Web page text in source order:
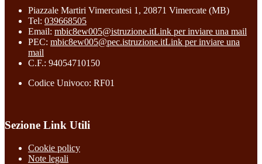
Piazzale Martiri Vimercatesi 1, 20871 Vimercate (MB)
Tel: 039668505
Email: mbic8ew005@istruzione.itLink per inviare una mail
PEC: mbic8ew005@pec.istruzione.itLink per inviare una
mail
C.F.: 94054710150
Codice Univoco: RF01
Sezione Link Utili
Cookie policy
Note legali